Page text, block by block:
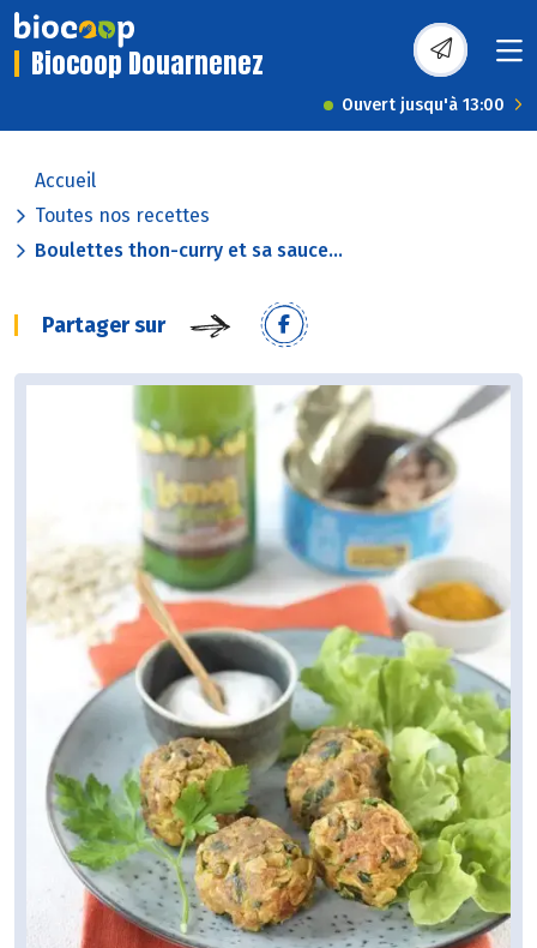
Biocoop Douarnenez
Ouvert jusqu'à 13:00
Accueil
Toutes nos recettes
Boulettes thon-curry et sa sauce...
Partager sur